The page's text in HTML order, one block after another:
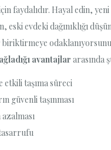
için faydalıdır. Hayal edin,
eski evdeki dağınıklığı
biriktirmeye
avantajlar arasında
etkili taşıma süreci
güvenli taşınması